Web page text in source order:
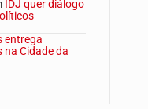
IDJ quer diálogo
entrega
Cidade da